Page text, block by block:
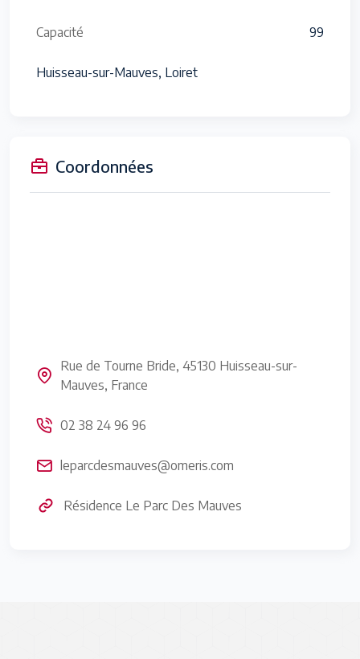
Capacité 99
Huisseau-sur-Mauves, Loiret
Coordonnées
Rue de Tourne Bride, 45130 Huisseau-sur-
Mauves, France
02 38 24 96 96
leparcdesmauves@omeris.com
Résidence Le Parc Des Mauves